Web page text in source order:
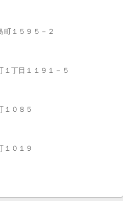
町１５９５－２
１丁目１１９１－５
１０８５
１０１９